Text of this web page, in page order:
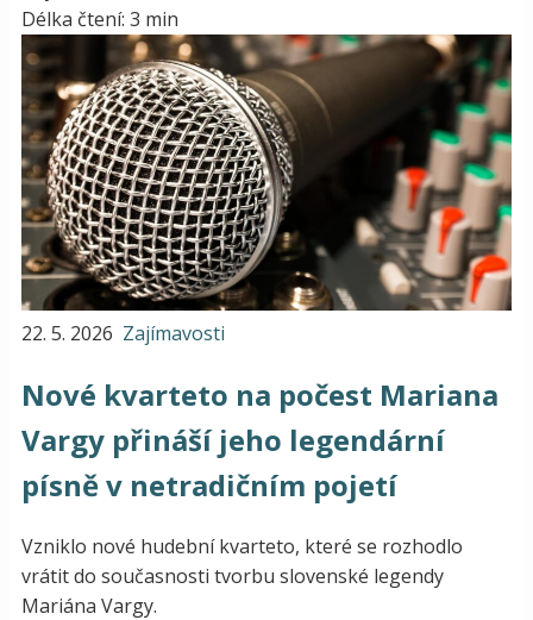
Délka čtení: 3 min
22. 5. 2026 Zajímavosti
Nové kvarteto na počest Mariana
Vargy přináší jeho legendární
písně v netradičním pojetí
Vzniklo nové hudební kvarteto, které se rozhodlo
vrátit do současnosti tvorbu slovenské legendy
Mariána Vargy.